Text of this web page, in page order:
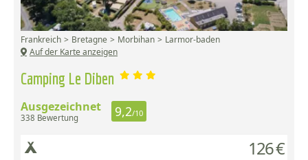
Camping Le Diben
Frankreich Bretagne Morbihan
Larmor-baden
Auf der Karte anzeigen
Ausgezeichnet
338 Bewertung 9,2/10
126 €